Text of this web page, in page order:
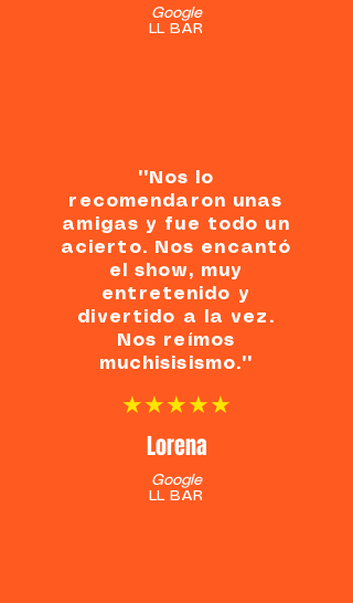
Google
LL BAR
""Nos lo
recomendaron unas
amigas y fue todo un
acierto. Nos encantó
el show, muy
entretenido y
divertido a la vez.
Nos reímos
muchisisismo.""
★★★★★
Lorena
Google
LL BAR